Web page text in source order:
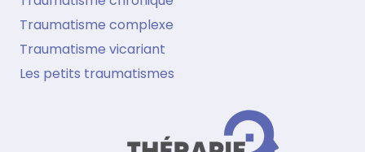
Traumatisme complexe
Traumatisme vicariant
Les petits traumatismes